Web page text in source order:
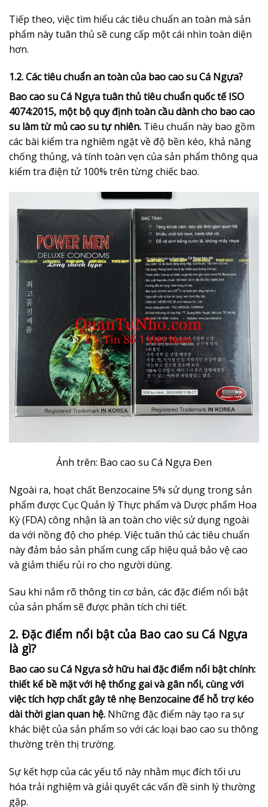
Tiếp theo, việc tìm hiểu các tiêu chuẩn an toàn mà sản
phẩm này tuân thủ sẽ cung cấp một cái nhìn toàn diện
hơn.
1.2. Các tiêu chuẩn an toàn của bao cao su Cá Ngựa?
Bao cao su Cá Ngựa tuân thủ tiêu chuẩn quốc tế ISO
4074:2015, một bộ quy định toàn cầu dành cho bao cao
su làm từ mủ cao su tự nhiên. Tiêu chuẩn này bao gồm
các bài kiểm tra nghiêm ngặt về độ bền kéo, khả năng
chống thủng, và tính toàn vẹn của sản phẩm thông qua
kiểm tra điện tử 100% trên từng chiếc bao.
Ảnh trên: Bao cao su Cá Ngựa Đen
Ngoài ra, hoạt chất Benzocaine 5% sử dụng trong sản
phẩm được Cục Quản lý Thực phẩm và Dược phẩm Hoa
Kỳ (FDA) công nhận là an toàn cho việc sử dụng ngoài
da với nồng độ cho phép. Việc tuân thủ các tiêu chuẩn
này đảm bảo sản phẩm cung cấp hiệu quả bảo vệ cao
và giảm thiểu rủi ro cho người dùng.
Sau khi nắm rõ thông tin cơ bản, các đặc điểm nổi bật
của sản phẩm sẽ được phân tích chi tiết.
2. Đặc điểm nổi bật của Bao cao su Cá Ngựa
là gì?
Bao cao su Cá Ngựa sở hữu hai đặc điểm nổi bật chính:
thiết kế bề mặt với hệ thống gai và gân nổi, cùng với
việc tích hợp chất gây tê nhẹ Benzocaine để hỗ trợ kéo
dài thời gian quan hệ. Những đặc điểm này tạo ra sự
khác biệt của sản phẩm so với các loại bao cao su thông
thường trên thị trường.
Sự kết hợp của các yếu tố này nhằm mục đích tối ưu
hóa trải nghiệm và giải quyết các vấn đề sinh lý thường
gặp.